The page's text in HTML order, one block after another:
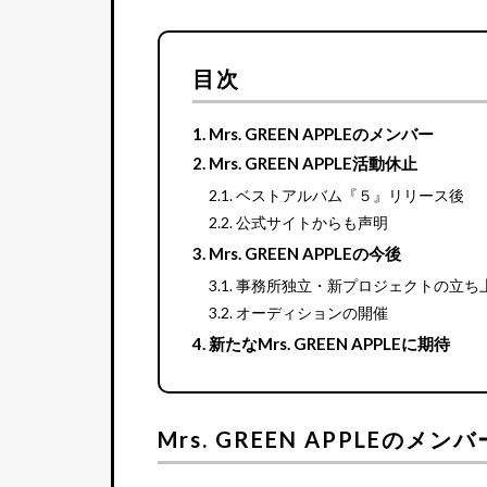
目次
Mrs. GREEN APPLEのメンバー
Mrs. GREEN APPLE活動休止
ベストアルバム『５』リリース後
公式サイトからも声明
Mrs. GREEN APPLEの今後
事務所独立・新プロジェクトの立ち
オーディションの開催
新たなMrs. GREEN APPLEに期待
Mrs. GREEN APPLEのメンバ